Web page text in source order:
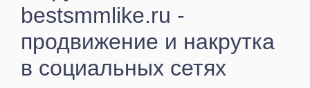
bestsmmlike.ru -
продвижение и накрутка
в социальных сетях